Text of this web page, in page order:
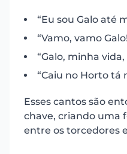
“Eu sou Galo até
“Vamo, vamo
“Galo, minha
“Caiu no Horto tá
Esses cantos são
chave, criando uma
entre os torcedores